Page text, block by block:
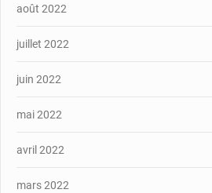
août 2022
juillet 2022
juin 2022
mai 2022
avril 2022
mars 2022